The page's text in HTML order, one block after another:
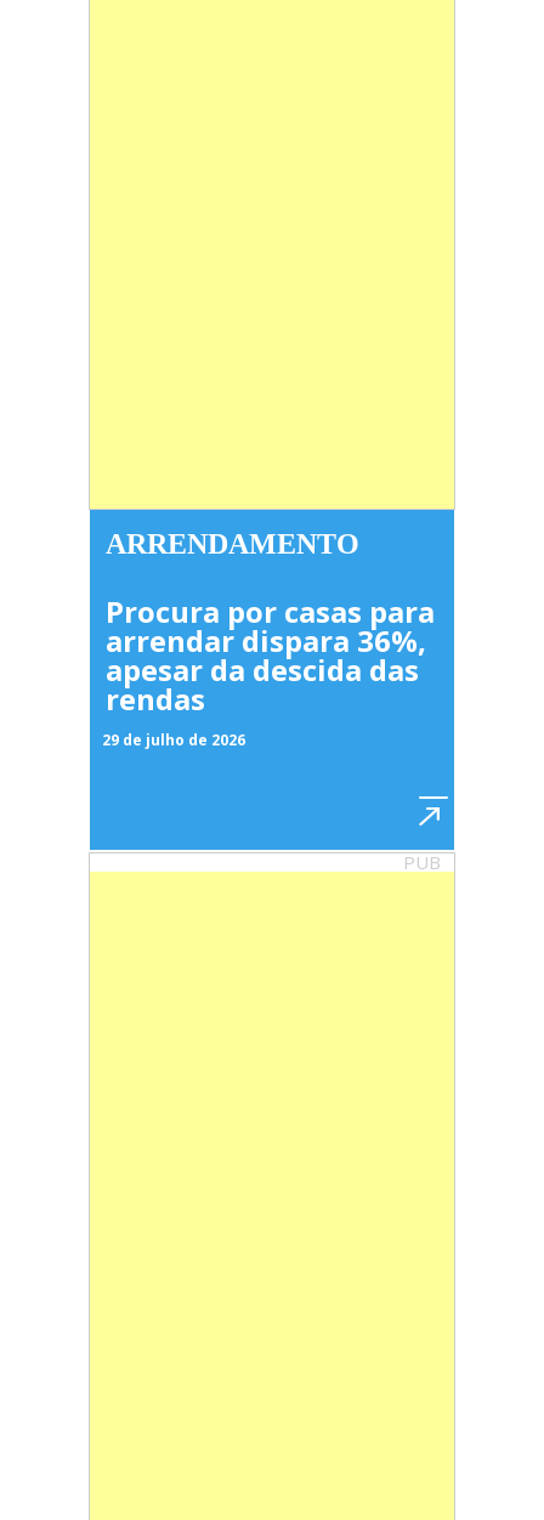
ARRENDAMENTO
Procura por casas para
arrendar dispara 36%,
apesar da descida das
rendas
29 de julho de 2026
PUB